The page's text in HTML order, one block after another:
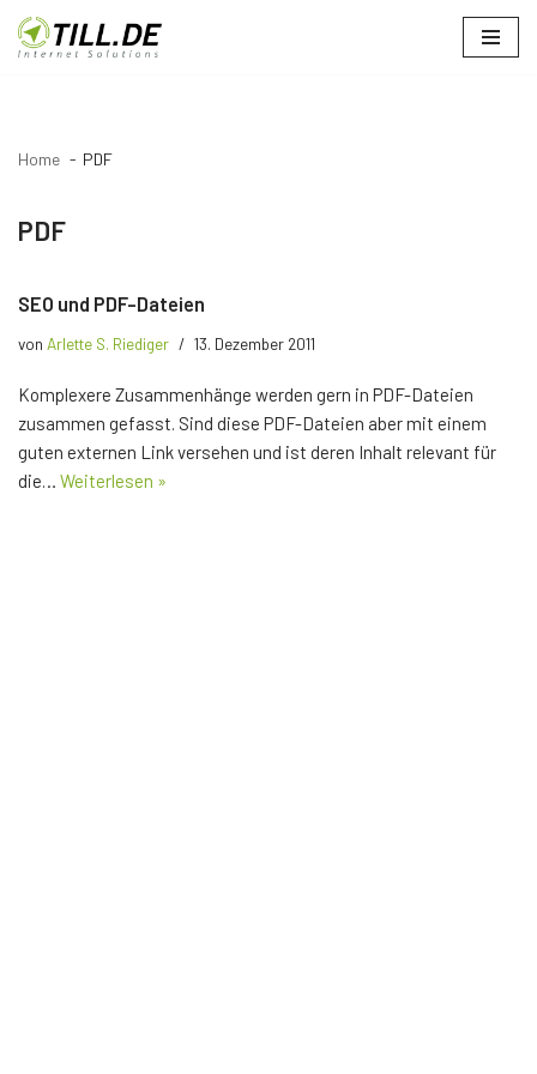
Zum
Home PDF
PDF
SEO und PDF-Dateien
von Arlette S. Riediger 13. Dezember 2011
Komplexere Zusammenhänge werden gern in PDF-Dateien
zusammen gefasst. Sind diese PDF-Dateien aber mit einem
guten externen Link versehen und ist deren Inhalt relevant für
die… Weiterlesen »